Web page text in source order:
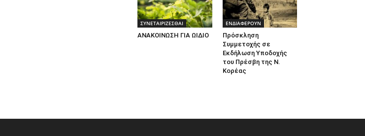
ΣΥΝΕΤΑΙΡΙΖΕΣΘΑΙ
ΑΝΑΚΟΙΝΩΣΗ ΓΙΑ ΩΙΔΙΟ
ΕΝΔΙΑΦΕΡΟΥΝ
Πρόσκληση
Συμμετοχής σε
Εκδήλωση Υποδοχής
του Πρέσβη της Ν.
Κορέας